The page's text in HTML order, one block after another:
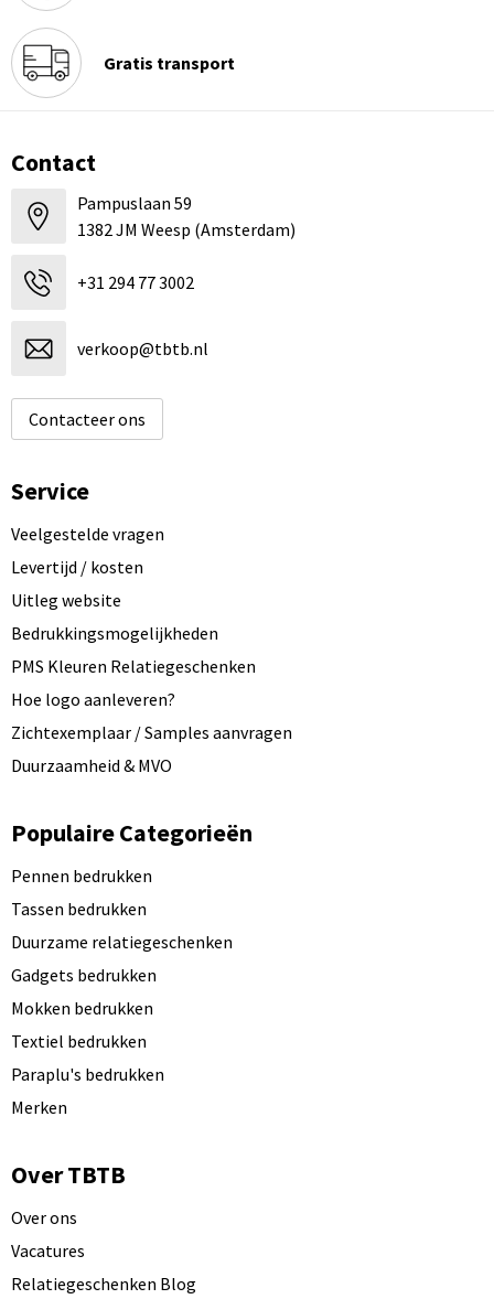
Gratis transport
Contact
Pampuslaan 59
1382 JM Weesp (Amsterdam)
+31 294 77 3002
verkoop@tbtb.nl
Contacteer ons
Service
Veelgestelde vragen
Levertijd / kosten
Uitleg website
Bedrukkingsmogelijkheden
PMS Kleuren Relatiegeschenken
Hoe logo aanleveren?
Zichtexemplaar / Samples aanvragen
Duurzaamheid & MVO
Populaire Categorieën
Pennen bedrukken
Tassen bedrukken
Duurzame relatiegeschenken
Gadgets bedrukken
Mokken bedrukken
Textiel bedrukken
Paraplu's bedrukken
Merken
Over TBTB
Over ons
Vacatures
Relatiegeschenken Blog